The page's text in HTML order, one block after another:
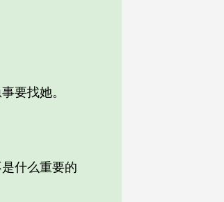
要找她。
什么重要的